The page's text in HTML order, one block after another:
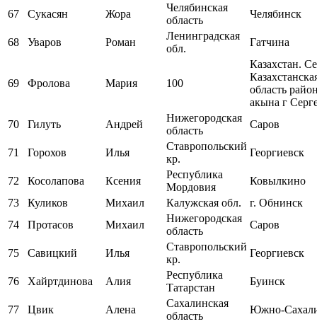
67 Сукасян Жора
Челябинская
область
Челябинск
68 Уваров Роман
Ленинградская
обл.
Гатчина
69 Фролова Мария 100
Казахстан.
область
акына г
70
Гилуть Андрей
Нижегородская
область
Саров
71 Горохов Илья
Ставропольский
кр.
Георгиевск
72 Косолапова Ксения
Республика
Мордовия
Ковылкино
73
Куликов Михаил Калужская обл.
г. Обнинск
74
Протасов Михаил
Нижегородская
область
Саров
75 Савицкий Илья
Ставропольский
кр.
Георгиевск
76 Хайртдинова Алия
Республика
Татарстан
Буинск
77 Цвик Алена
Сахалинская
область
Южно-